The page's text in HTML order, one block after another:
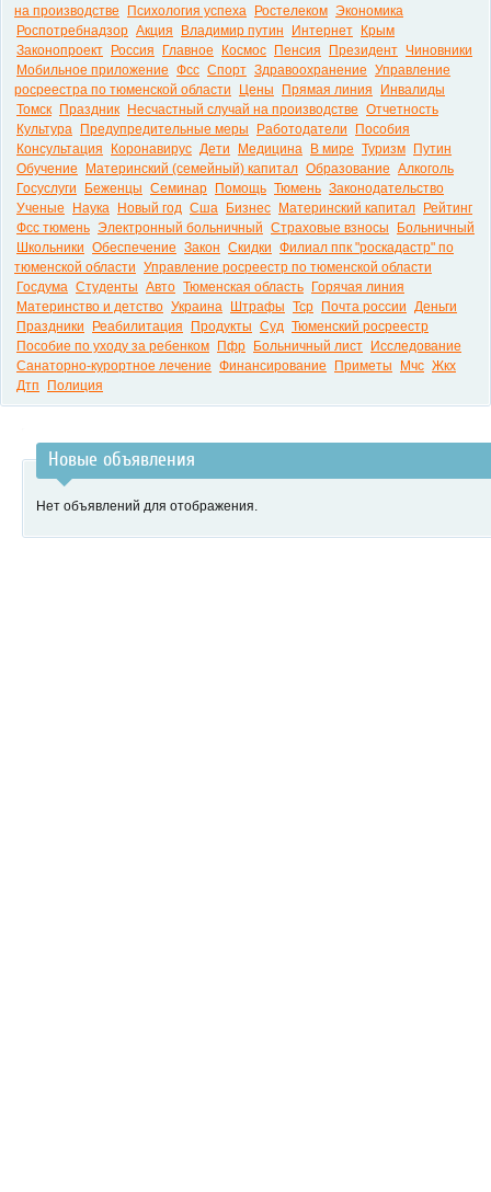
на производстве
Психология успеха Ростелеком Экономика
Роспотребнадзор Акция Владимир путин Интернет
Крым
Законопроект
Россия Главное Космос Пенсия Президент Чиновники
Мобильное приложение Фсс Спорт Здравоохранение Управление
росреестра по тюменской области
Цены Прямая линия
Инвалиды
Томск
Праздник Несчастный случай на производстве Отчетность
Культура
Предупредительные меры Работодатели
Пособия
Консультация
Коронавирус Дети Медицина В мире Туризм
Путин
Обучение
Материнский (семейный) капитал Образование Алкоголь
Госуслуги
Беженцы Семинар Помощь Тюмень Законодательство
Ученые
Наука Новый год Сша Бизнес Материнский капитал
Рейтинг
Фсс тюмень Электронный больничный Страховые взносы
Больничный
Школьники Обеспечение Закон Скидки Филиал ппк "роскадастр" по
тюменской области Управление росреестр по тюменской области
Госдума Студенты Авто Тюменская область
Горячая линия
Материнство и детство Украина Штрафы Тср Почта россии Деньги
Праздники
Реабилитация Продукты Суд Тюменский росреестр
Пособие по уходу за ребенком
Пфр Больничный лист
Исследование
Санаторно-курортное лечение Финансирование Приметы Мчс Жкх
Дтп
Полиция
Новые объявления
Нет объявлений для отображения.